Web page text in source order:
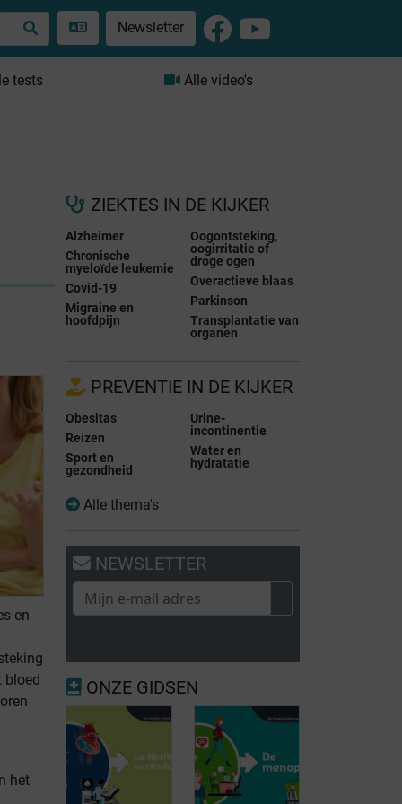
Newsletter
tests Alle video's
en
bloed
het
ZIEKTES IN DE KIJKER
Alzheimer
Chronische
myeloïde leukemie
Covid-19
Migraine en
hoofdpijn
Oogontsteking,
oogirritatie of
droge ogen
Overactieve blaas
Parkinson
Transplantatie van
organen
PREVENTIE IN DE KIJKER
Obesitas
Reizen
Sport en
gezondheid
Urine-
incontinentie
Water en
hydratatie
Alle thema's
NEWSLETTER
ONZE GIDSEN